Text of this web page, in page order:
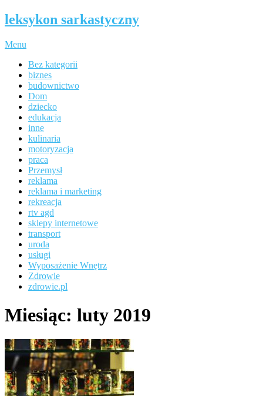
leksykon sarkastyczny
Menu
Bez kategorii
biznes
budownictwo
Dom
dziecko
edukacja
inne
kulinaria
motoryzacja
praca
Przemysł
reklama
reklama i marketing
rekreacja
rtv agd
sklepy internetowe
transport
uroda
usługi
Wyposażenie Wnętrz
Zdrowie
zdrowie.pl
Miesiąc: luty 2019